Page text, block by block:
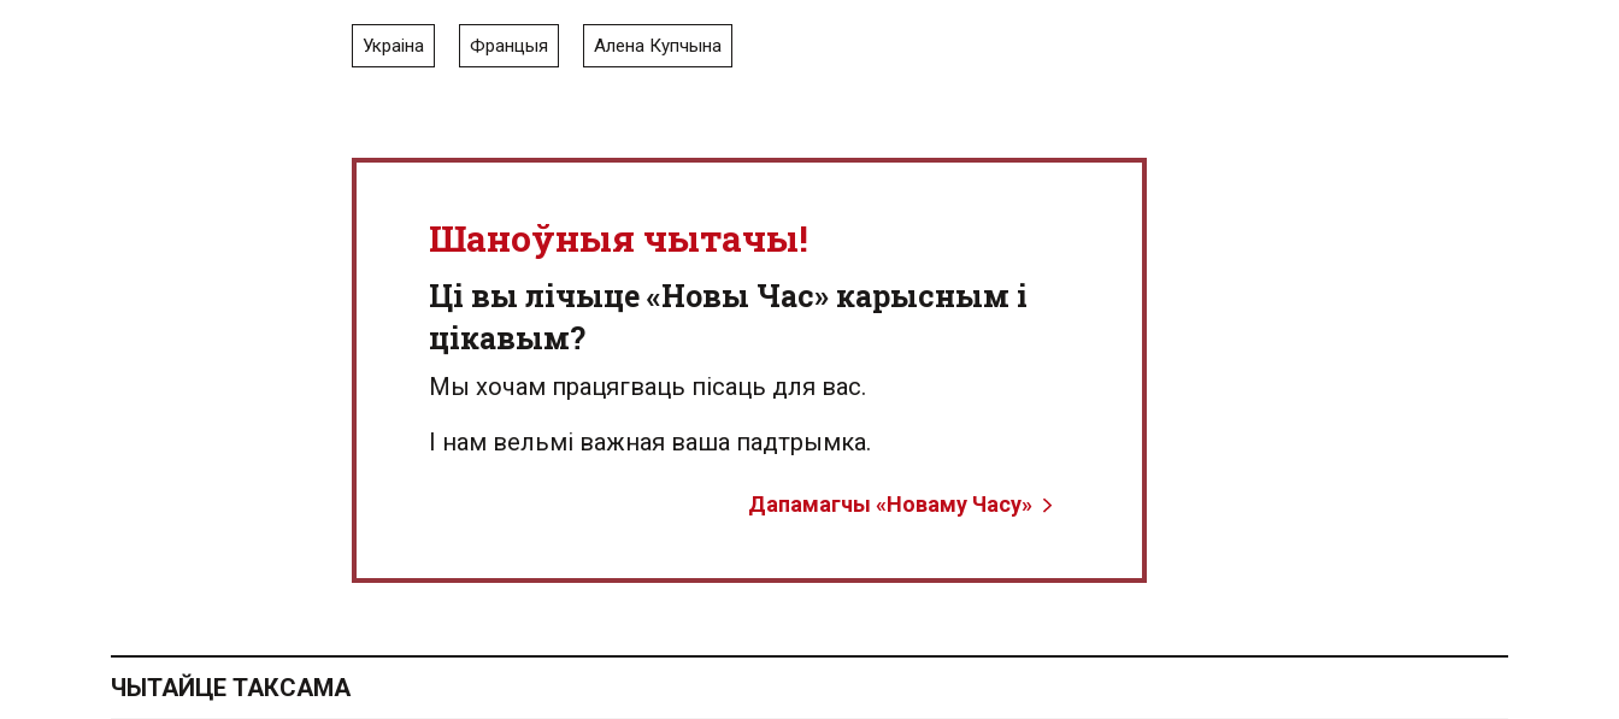
Украіна Францыя Алена Купчына
Шаноўныя чытачы!
Ці вы лічыце «Новы Час» карысным і
цікавым?
Мы хочам працягваць пісаць для вас.
І нам вельмі важная ваша падтрымка.
Дапамагчы «Новаму Часу»
ЧЫТАЙЦЕ ТАКСАМА